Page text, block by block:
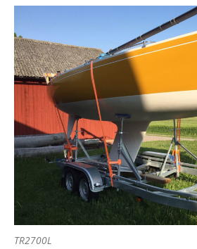
TR2700L